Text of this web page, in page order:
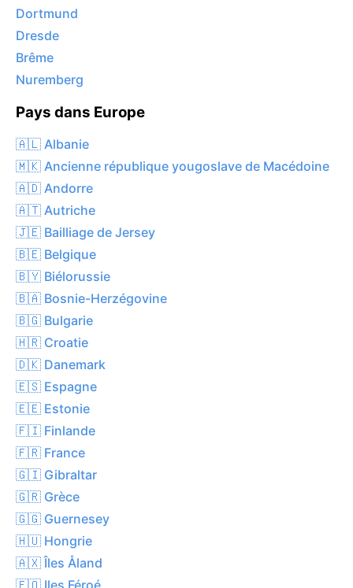
Dortmund
Dresde
Brême
Nuremberg
Pays dans Europe
🇦🇱 Albanie
🇲🇰 Ancienne république yougoslave de Macédoine
🇦🇩 Andorre
🇦🇹 Autriche
🇯🇪 Bailliage de Jersey
🇧🇪 Belgique
🇧🇾 Biélorussie
🇧🇦 Bosnie-Herzégovine
🇧🇬 Bulgarie
🇭🇷 Croatie
🇩🇰 Danemark
🇪🇸 Espagne
🇪🇪 Estonie
🇫🇮 Finlande
🇫🇷 France
🇬🇮 Gibraltar
🇬🇷 Grèce
🇬🇬 Guernesey
🇭🇺 Hongrie
🇦🇽 Îles Åland
🇫🇴 Iles Féroé